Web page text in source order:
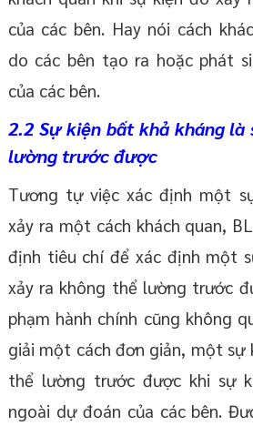
của các bên. Hay nói cách
do các bên tạo ra hoặc phát
của các bên.
2.2 Sự kiện bất khả kháng
lường trước được
Tương tự việc xác định một
xảy ra một cách khách quan,
định tiêu chí để xác định một
xảy ra không thể lường trước
phạm hành chính cũng không
giải một cách đơn giản, một sự
thể lường trước được khi sự
ngoài dự đoán của các bên.